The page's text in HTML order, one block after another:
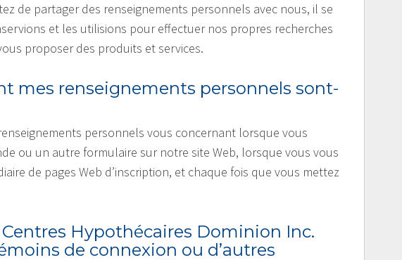
de partager des renseignements personnels avec nous, il se
et les utilisions pour effectuer nos propres recherches
proposer des produits et services.
mes renseignements personnels sont-
personnels vous concernant lorsque vous
ou un autre formulaire sur notre site Web, lorsque vous vous
de pages Web d’inscription, et chaque fois que vous mettez
Centres Hypothécaires Dominion Inc.
de connexion ou d’autres